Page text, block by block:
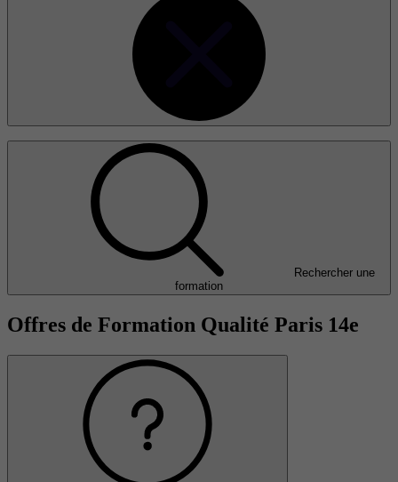
Rechercher une
formation
Offres de Formation Qualité Paris 14e